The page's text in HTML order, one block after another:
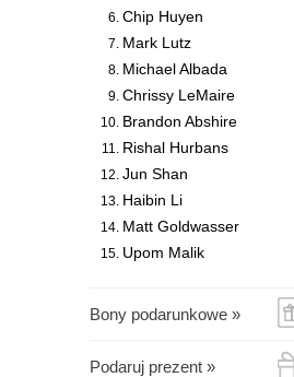
Chip Huyen
Mark Lutz
Michael Albada
Chrissy LeMaire
Brandon Abshire
Rishal Hurbans
Jun Shan
Haibin Li
Matt Goldwasser
Upom Malik
Bony podarunkowe »
Podaruj prezent »